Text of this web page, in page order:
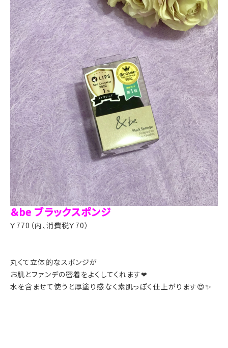
＆be ブラックスポンジ
￥770（内、消費税￥70）
丸くて立体的なスポンジが
お肌とファンデの密着をよくしてくれます❤︎
水を含ませて使うと厚塗り感なく素肌っぽく仕上がります😍✨